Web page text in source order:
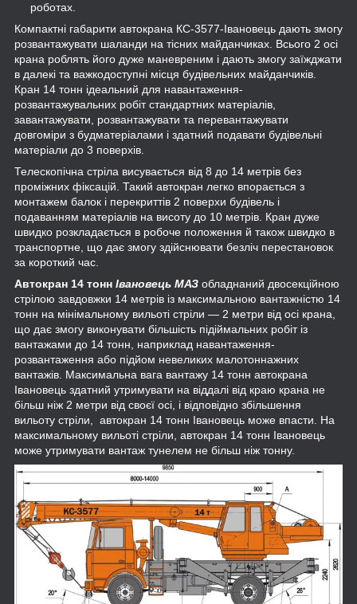
роботах.
Компактні габарити автокрана КС-3577-Івановець дають змогу
розвантажувати шаланди на тісних майданчиках. Всього 2 осі
крана роблять його дуже маневреним і дають змогу заїжджати
в далекі та важкодоступні місця будівельних майданчиків.
Кран 14 тонн ідеальний для навантаження-
розвантажувальних робіт стандартних матеріалів,
завантажувати, розвантажувати та перевантажувати
довгоміри з будматеріалами і здатний подавати будівельні
матеріали до 3 поверхів.
Телескопічна стріла висувається від 8 до 14 метрів без
проміжних фіксацій. Такий автокран легко впорається з
монтажем балок і перекриттів 2 поверхи будівель і
подаванням матеріалів на висоту до 10 метрів. Кран дуже
швидко розкладається в робоче положення й також швидко в
транспортне, що дає змогу здійснювати безліч перестановок
за короткий час.
Автокран 14 тонн Івановець МАЗ обладнаний двосекційною
стрілою завдовжки 14 метрів із максимальною вантажністю 14
тонн на мінімальному вильоті стріли — 2 метри від осі крана,
що дає змогу виконувати більшість підіймальних робіт із
вантажами до 14 тонн, наприклад навантаження-
розвантаження або підйом невеликих малотоннажних
вантажів. Максимальна вага вантажу 14 тонн автокрана
Івановець здатний утримувати на віддалі від краю крана не
більш ніж 2 метри від своєї осі, і відповідно збільшення
вильоту стріли, автокран 14 тонн Івановець може впасти. На
максимальному вильоті стріли, автокран 14 тонн Івановець
може утримувати вантаж тунелем не більш ніж тонну.